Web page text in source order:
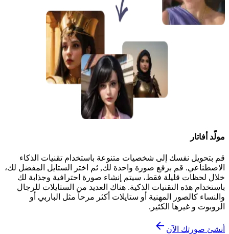
مولّد أفاتار
قم بتحويل نفسك إلى شخصيات متنوعة باستخدام تقنيات الذكاء
الاصطناعي. قم برفع صورة واحدة لك, ثم اختر الستايل المفضل لك،
خلال لحظات قليلة فقط، سيتم إنشاء صورة احترافية وجذابة لك
باستخدام هذه التقنيات الذكية. هناك العديد من الستايلات للرجال
والنساء كالصور المهنية أو ستايلات أكثر مرحاً مثل الباربي أو
الروبوت و غيرها الكثير.
أنشئ صورتك الآن